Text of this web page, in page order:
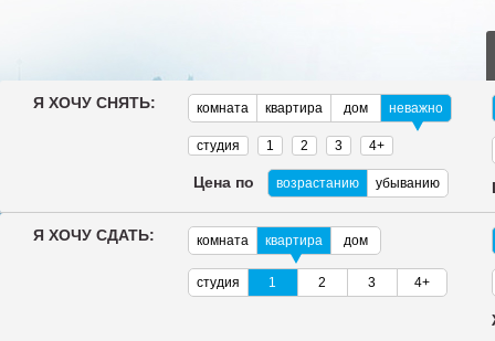
Я ХОЧУ СНЯТЬ: комната квартира дом неважно
студия 1 2 3 4+
Цена по возрастанию убыванию
Я ХОЧУ СДАТЬ: комната квартира дом
студия 1 2 3 4+